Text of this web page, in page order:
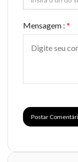
Mensagem : *
Postar